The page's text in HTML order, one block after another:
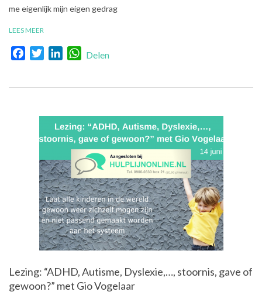
me eigenlijk mijn eigen gedrag
LEES MEER
FacebookTwitterLinkedInWhatsApp
Delen
Lezing: “ADHD, Autisme, Dyslexie,…, stoornis, gave of
gewoon?” met Gio Vogelaar